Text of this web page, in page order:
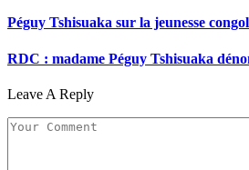
Péguy Tshisuaka sur la jeunesse
RDC : madame Péguy Tshisuaka
Leave A Reply